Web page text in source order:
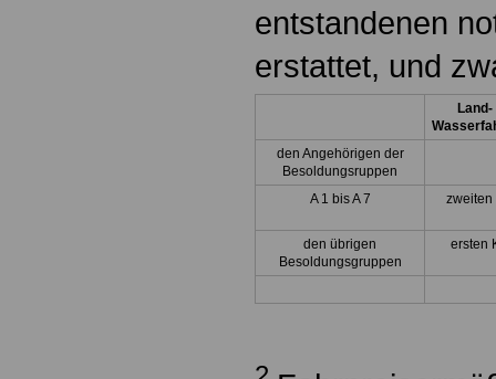
entstandenen
erstattet, und
den Angehörigen der
Besoldungsruppen
A 1 bis A 7
zweiten
den übrigen
Besoldungsgruppen
ersten